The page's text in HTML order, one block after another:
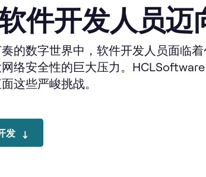
件开发人员迈
的数字世界中，软件开发人员面临
络安全性的巨大压力。
这些严峻挑战。
发